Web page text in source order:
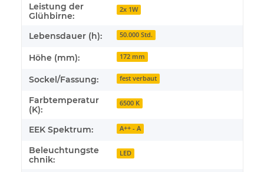
Leistung der
Glühbirne:
2x 1W
Lebensdauer (h): 50.000 Std.
Höhe (mm): 172 mm
Sockel/Fassung: fest verbaut
Farbtemperatur
(K):
6500 K
EEK Spektrum: A++ - A
Beleuchtungste
chnik:
LED